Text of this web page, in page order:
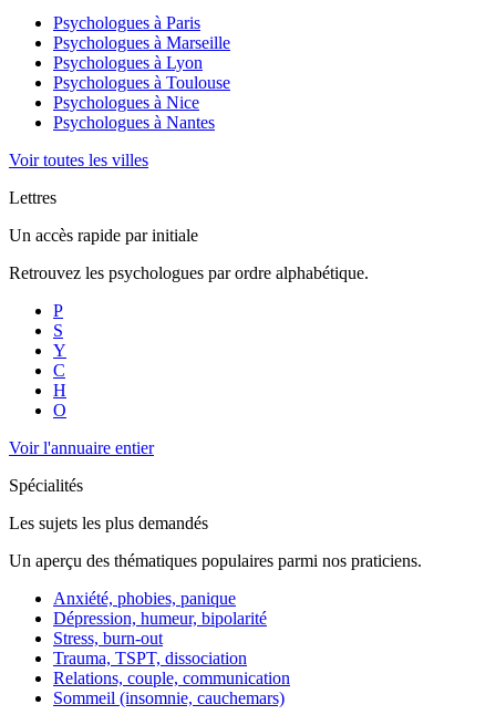
Psychologues à Paris
Psychologues à Marseille
Psychologues à Lyon
Psychologues à Toulouse
Psychologues à Nice
Psychologues à Nantes
Voir toutes les villes
Lettres
Un accès rapide par initiale
Retrouvez les psychologues par ordre alphabétique.
P
S
Y
C
H
O
Voir l'annuaire entier
Spécialités
Les sujets les plus demandés
Un aperçu des thématiques populaires parmi nos praticiens.
Anxiété, phobies, panique
Dépression, humeur, bipolarité
Stress, burn-out
Trauma, TSPT, dissociation
Relations, couple, communication
Sommeil (insomnie, cauchemars)